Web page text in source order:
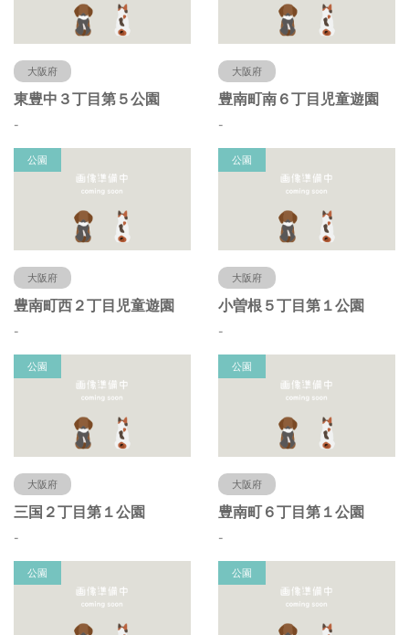
大阪府
東豊中３丁目第５公園
-
大阪府
豊南町南６丁目児童遊園
-
公園
大阪府
豊南町西２丁目児童遊園
-
公園
大阪府
小曽根５丁目第１公園
-
公園
大阪府
三国２丁目第１公園
-
公園
大阪府
豊南町６丁目第１公園
-
公園 公園